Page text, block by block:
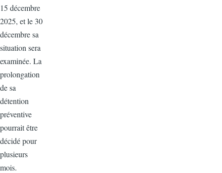
15 décembre
2025, et le 30
décembre sa
situation sera
examinée. La
prolongation
de sa
détention
préventive
pourrait être
décidé pour
plusieurs
mois.